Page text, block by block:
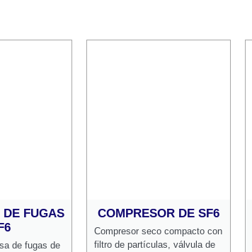
DE FUGAS
de fugas de
COMPRESOR DE SF6
Compresor seco compacto con
filtro de partículas, válvula de